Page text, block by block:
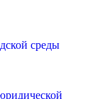
среды